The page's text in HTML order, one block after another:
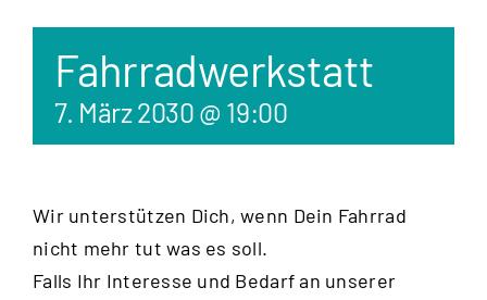
Fahrradwerkstatt
7. März 2030 @ 19:00
Wir unterstützen Dich, wenn Dein Fahrrad
nicht mehr tut was es soll.
Falls Ihr Interesse und Bedarf an unserer